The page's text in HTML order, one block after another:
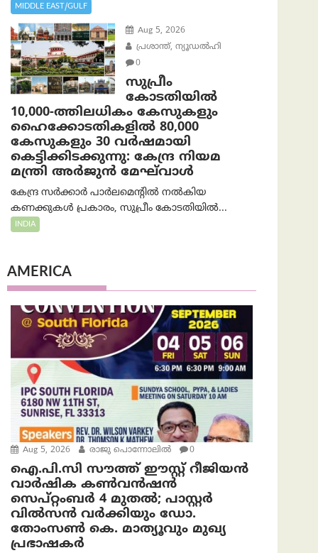
MIDDLE EAST/GULF
Aug 5, 2026
പ്രശാന്ത്, ന്യൂഡല്‍ഹി
0
സുപ്രീം
കോടതിയിൽ
10,000-ത്തിലധികം കേസുകളും
ഹൈക്കോടതികളിൽ 80,000
കേസുകളും 30 വർഷമായി
കെട്ടിക്കിടക്കുന്നു: കേന്ദ്ര നിയമ
മന്ത്രി അര്‍ജുന്‍ മേഘ്‌വാള്‍
കേന്ദ്ര സർക്കാർ പാർലമെന്റിൽ നൽകിയ
കണക്കുകൾ പ്രകാരം, സുപ്രീം കോടതിയിൽ...
INDIA
AMERICA
Aug 5, 2026 രാജു പൊന്നോലിൽ 0
ഐ.പി.സി സൗത്ത് ഈസ്റ്റ് റീജിയൻ
വാർഷിക കൺവൻഷൻ
സെപ്റ്റംബർ 4 മുതൽ; പാസ്റ്റർ
വിൽസൻ വർക്കിയും ഡോ.
തോംസൺ കെ. മാത്യൂവും മുഖ്യ
പ്രഭാഷകർ